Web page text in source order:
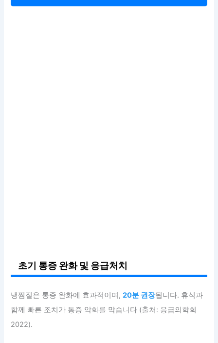
초기 통증 완화 및 응급처치
냉찜질은 통증 완화에 효과적이며,20분 권장됩니다. 휴식과
함께 빠른 조치가 통증 악화를 막습니다 (출처: 응급의학회
2022).